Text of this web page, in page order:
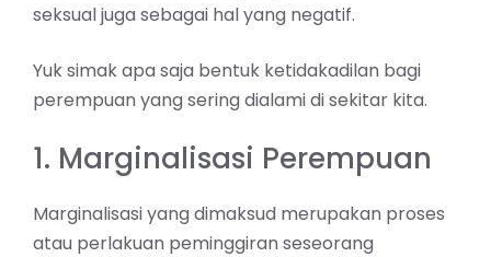
seksual juga sebagai hal yang negatif.
Yuk simak apa saja bentuk ketidakadilan bagi
perempuan yang sering dialami di sekitar kita.
1. Marginalisasi Perempuan
Marginalisasi yang dimaksud merupakan proses
atau perlakuan peminggiran seseorang